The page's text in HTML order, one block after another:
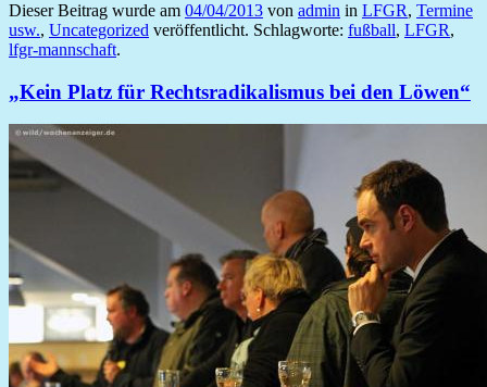
Dieser Beitrag wurde am 04/04/2013 von admin in LFGR, Termine
usw., Uncategorized veröffentlicht. Schlagworte: fußball, LFGR,
lfgr-mannschaft.
„Kein Platz für Rechtsradikalismus bei den Löwen“